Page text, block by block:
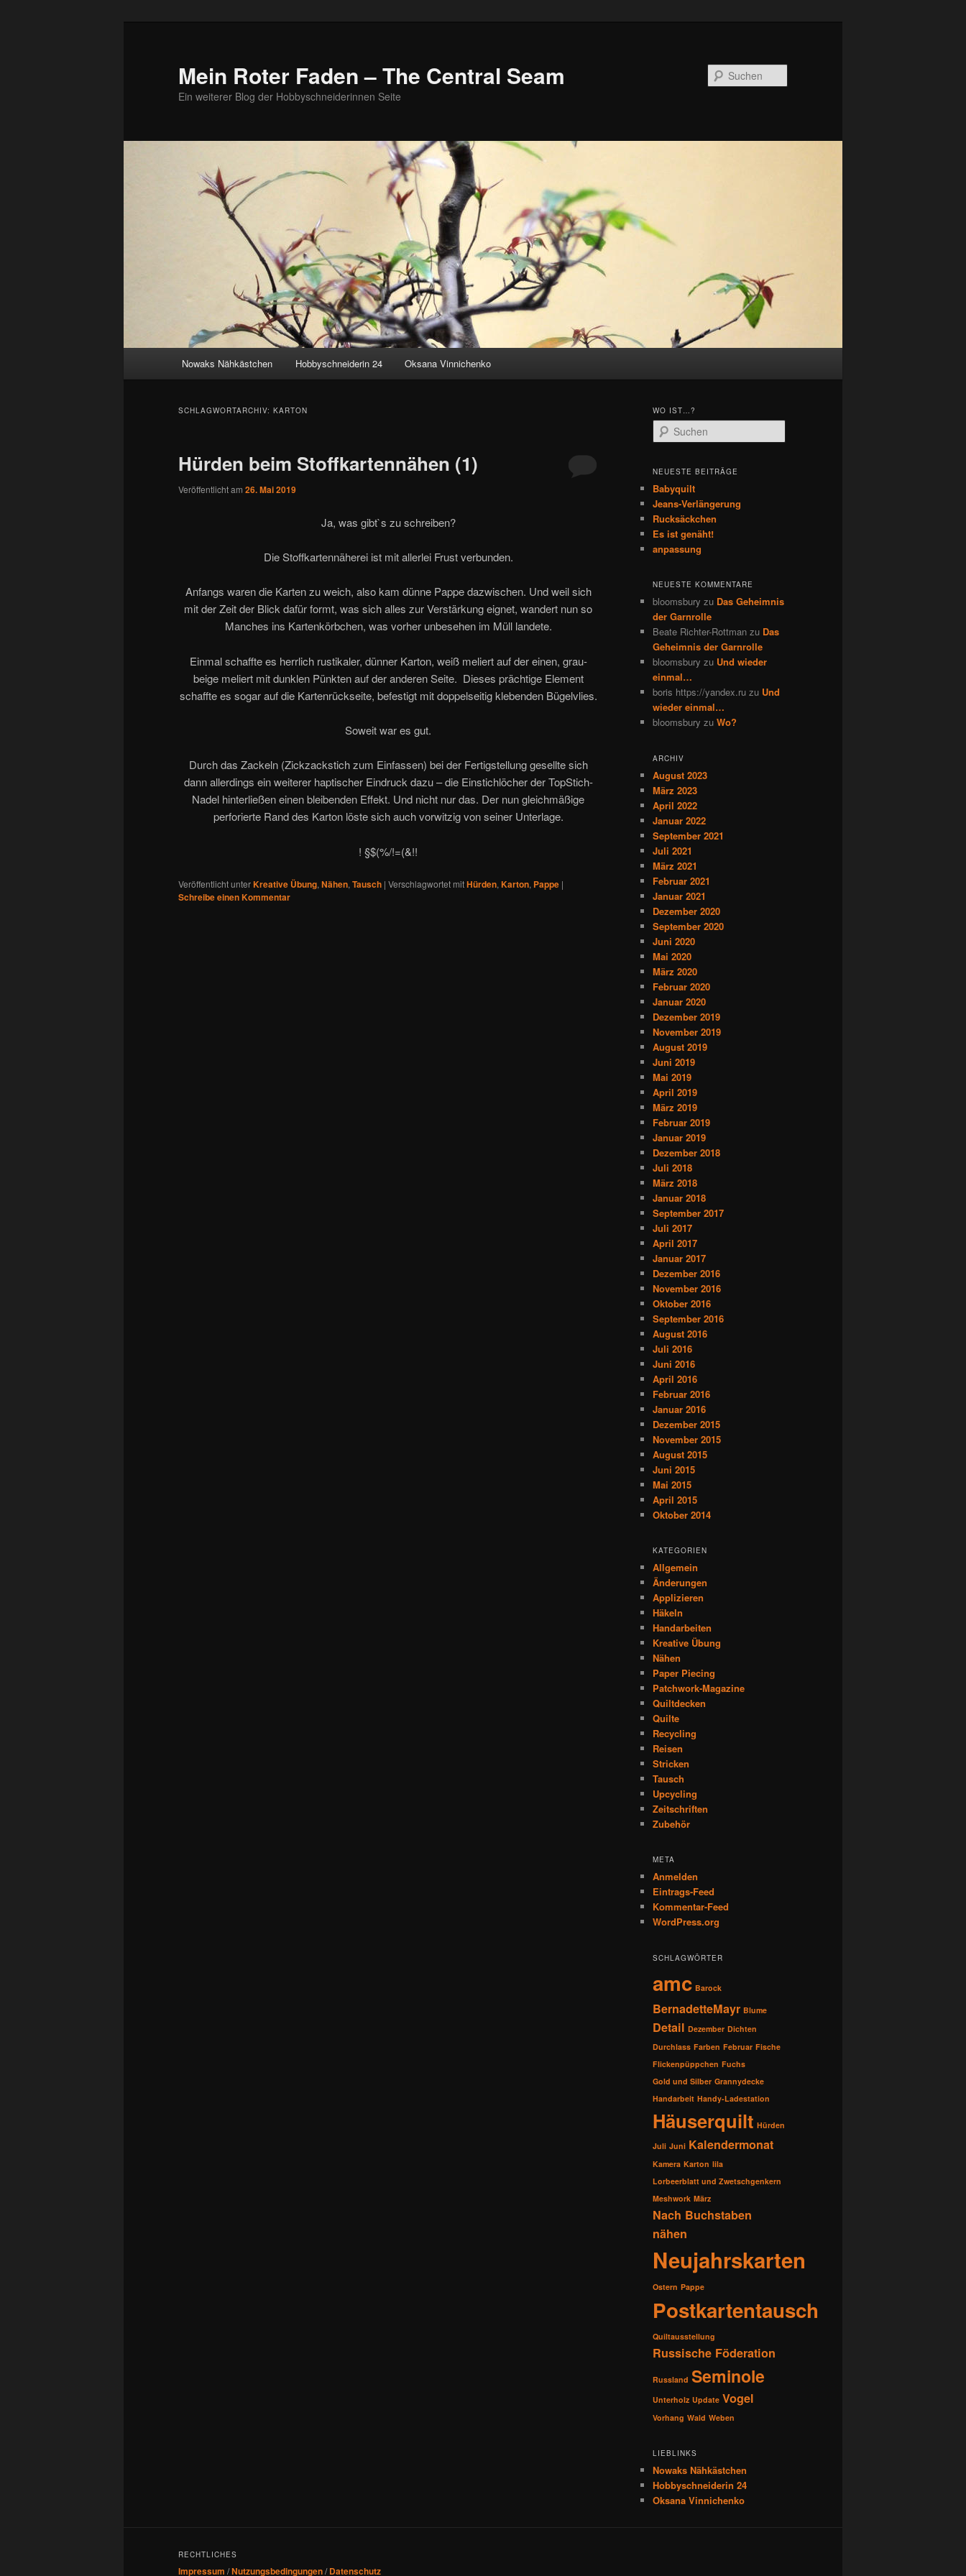
Mein Roter Faden – The Central Seam
Ein weiterer Blog der Hobbyschneiderinnen Seite
Nowaks Nähkästchen Hobbyschneiderin 24 Oksana Vinnichenko
SCHLAGWORTARCHIV: KARTON
Hürden beim Stoffkartennähen (1)
Veröffentlicht am 26. Mai 2019
Ja, was gibt`s zu schreiben?
Die Stoffkartennäherei ist mit allerlei Frust verbunden.
Anfangs waren die Karten zu weich, also kam dünne Pappe dazwischen. Und weil sich
mit der Zeit der Blick dafür formt, was sich alles zur Verstärkung eignet, wandert nun so
Manches ins Kartenkörbchen, was vorher unbesehen im Müll landete.
Einmal schaffte es herrlich rustikaler, dünner Karton, weiß meliert auf der einen, grau-
beige meliert mit dunklen Pünkten auf der anderen Seite. Dieses prächtige Element
schaffte es sogar auf die Kartenrückseite, befestigt mit doppelseitig klebenden Bügelvlies.
Soweit war es gut.
Durch das Zackeln (Zickzackstich zum Einfassen) bei der Fertigstellung gesellte sich
dann allerdings ein weiterer haptischer Eindruck dazu – die Einstichlöcher der TopStich-
Nadel hinterließen einen bleibenden Effekt. Und nicht nur das. Der nun gleichmäßige
perforierte Rand des Karton löste sich auch vorwitzig von seiner Unterlage.
! §$(%/!=(&!!
Veröffentlicht unterKreative Übung, Nähen, Tausch | Verschlagwortet mitHürden, Karton, Pappe |
Schreibe einen Kommentar
WO IST…?
u
h
n
NEUESTE BEITRÄGE
Babyquilt
Jeans-Verlängerung
Rucksäckchen
Es ist genäht!
anpassung
NEUESTE KOMMENTARE
bloomsbury zu Das Geheimnis
der Garnrolle
Beate Richter-Rottman zu Das
Geheimnis der Garnrolle
bloomsbury zu Und wieder
einmal…
boris https://yandex.ru zu Und
wieder einmal…
bloomsbury zu Wo?
ARCHIV
August 2023
März 2023
April 2022
Januar 2022
September 2021
Juli 2021
März 2021
Februar 2021
Januar 2021
Dezember 2020
September 2020
Juni 2020
Mai 2020
März 2020
Februar 2020
Januar 2020
Dezember 2019
November 2019
August 2019
Juni 2019
Mai 2019
April 2019
März 2019
Februar 2019
Januar 2019
Dezember 2018
Juli 2018
März 2018
Januar 2018
September 2017
Juli 2017
April 2017
Januar 2017
Dezember 2016
November 2016
Oktober 2016
September 2016
August 2016
Juli 2016
Juni 2016
April 2016
Februar 2016
Januar 2016
Dezember 2015
November 2015
August 2015
Juni 2015
Mai 2015
April 2015
Oktober 2014
KATEGORIEN
Allgemein
Änderungen
Applizieren
Häkeln
Handarbeiten
Kreative Übung
Nähen
Paper Piecing
Patchwork-Magazine
Quiltdecken
Quilte
Recycling
Reisen
Stricken
Tausch
Upcycling
Zeitschriften
Zubehör
META
Anmelden
Eintrags-Feed
Kommentar-Feed
WordPress.org
SCHLAGWÖRTER
amc Barock
BernadetteMayr Blume
Detail Dezember Dichten
Durchlass Farben Februar Fische
Flickenpüppchen Fuchs
Gold und Silber Grannydecke
Handarbeit Handy-Ladestation
Häuserquilt Hürden
Juli Juni Kalendermonat
Kamera Karton lila
Lorbeerblatt und Zwetschgenkern
Meshwork März
Nach Buchstaben
nähen
Neujahrskarten
Ostern Pappe
Postkartentausch
Quiltausstellung
Russische Föderation
Russland Seminole
Unterholz Update Vogel
Vorhang Wald Weben
LIEBLINKS
Nowaks Nähkästchen
Hobbyschneiderin 24
Oksana Vinnichenko
RECHTLICHES
Impressum /Nutzungsbedingungen/Datenschutz